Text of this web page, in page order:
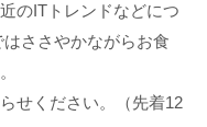
のITトレンドなどにつ
ささやかながらお食
せください。（先着12